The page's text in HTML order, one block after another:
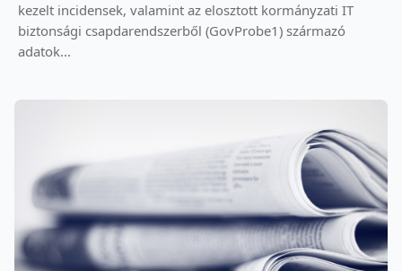
kezelt incidensek, valamint az elosztott kormányzati IT
biztonsági csapdarendszerből (GovProbe1) származó
adatok...